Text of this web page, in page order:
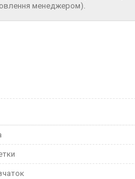
менеджером).